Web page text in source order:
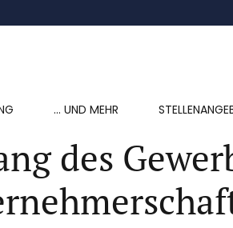
… UND MEHR
des